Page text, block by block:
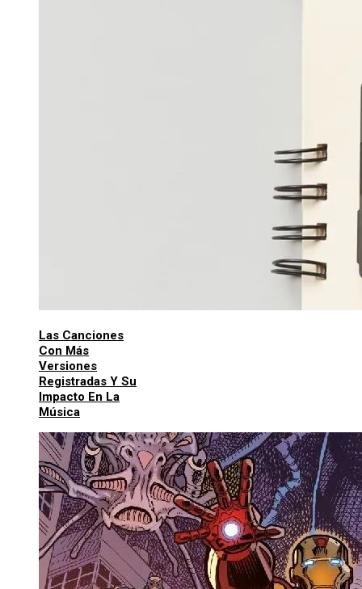
Las Canciones
Con Más
Versiones
Registradas Y Su
Impacto En La
Música